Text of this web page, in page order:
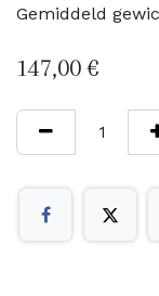
Gemiddeld
147,00 €